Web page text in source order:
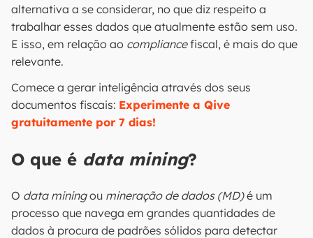
alternativa a se considerar, no que diz respeito a
trabalhar esses dados que atualmente estão sem uso.
E isso, em relação ao compliancefiscal, é mais do que
relevante.
Comece a gerar inteligência através dos seus
documentos fiscais: Experimente a Qive
gratuitamente por 7 dias!
O que é data mining?
O data miningou mineração de dados (MD)é um
processo que navega em grandes quantidades de
dados à procura de padrões sólidos para detectar